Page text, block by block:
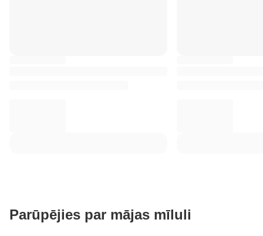
Parūpējies par mājas mīluli